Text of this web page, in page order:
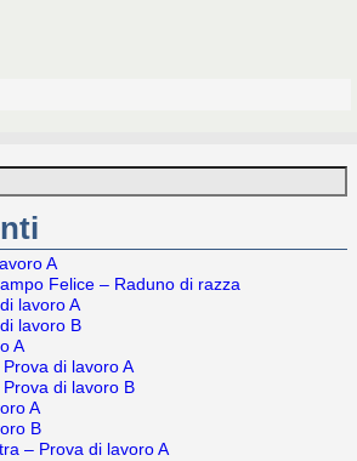
A
Felice – Raduno di razza
lavoro A
lavoro B
A
di lavoro A
di lavoro B
A
B
– Prova di lavoro A